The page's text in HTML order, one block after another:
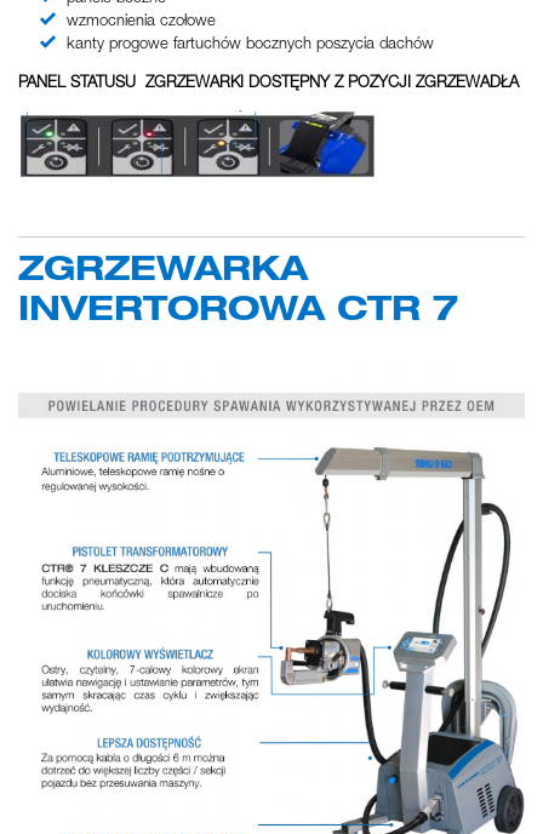
wzmocnienia czołowe
kanty progowe fartuchów bocznych poszycia dachów
PANEL STATUSU ZGRZEWARKI DOSTĘPNY Z POZYCJI ZGRZEWADŁA
ZGRZEWARKA
INVERTOROWA CTR 7